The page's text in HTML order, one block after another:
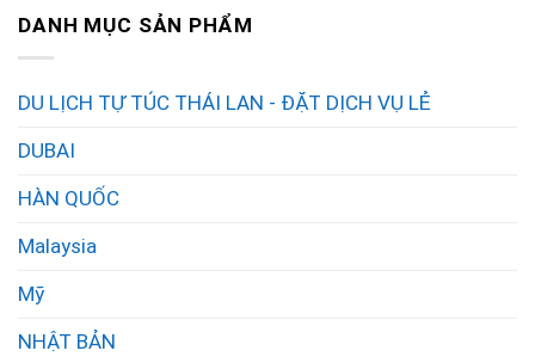
DANH MỤC SẢN PHẨM
DU LỊCH TỰ TÚC THÁI LAN - ĐẶT DỊCH VỤ LẺ
DUBAI
HÀN QUỐC
Malaysia
Mỹ
NHẬT BẢN